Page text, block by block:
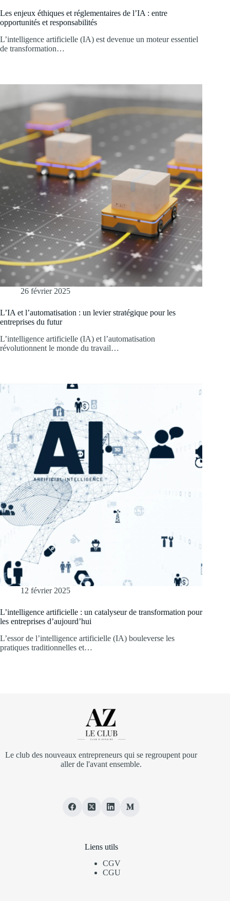
Les enjeux éthiques et réglementaires de l’IA : entre
opportunités et responsabilités
L’intelligence artificielle (IA) est devenue un moteur essentiel
de transformation…
26 février 2025
L’IA et l’automatisation : un levier stratégique pour les
entreprises du futur
L’intelligence artificielle (IA) et l’automatisation
révolutionnent le monde du travail…
12 février 2025
L’intelligence artificielle : un catalyseur de transformation pour
les entreprises d’aujourd’hui
L’essor de l’intelligence artificielle (IA) bouleverse les
pratiques traditionnelles et…
Le club des nouveaux entrepreneurs qui se regroupent pour
aller de l'avant ensemble.
Liens utils
CGV
CGU